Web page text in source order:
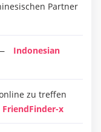
Partner
Indonesian
zu treffen
FriendFinder-x